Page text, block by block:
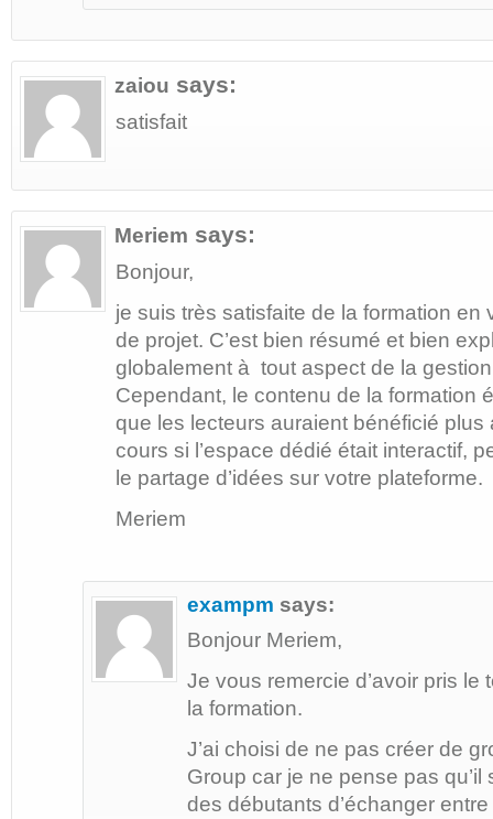
zaiou says:
satisfait
Meriem says:
Bonjour,
je suis très satisfaite de la formation en
de projet. C’est bien résumé et bien
globalement à tout aspect de la
Cependant, le contenu de la formation
que les lecteurs auraient bénéficié plus
cours si l’espace dédié était interactif,
le partage d’idées sur votre plateforme.
Meriem
exampm says:
Bonjour Meriem,
Je vous remercie d’avoir pris le
la formation.
J’ai choisi de ne pas créer de
Group car je ne pense pas qu’il
des débutants d’échanger